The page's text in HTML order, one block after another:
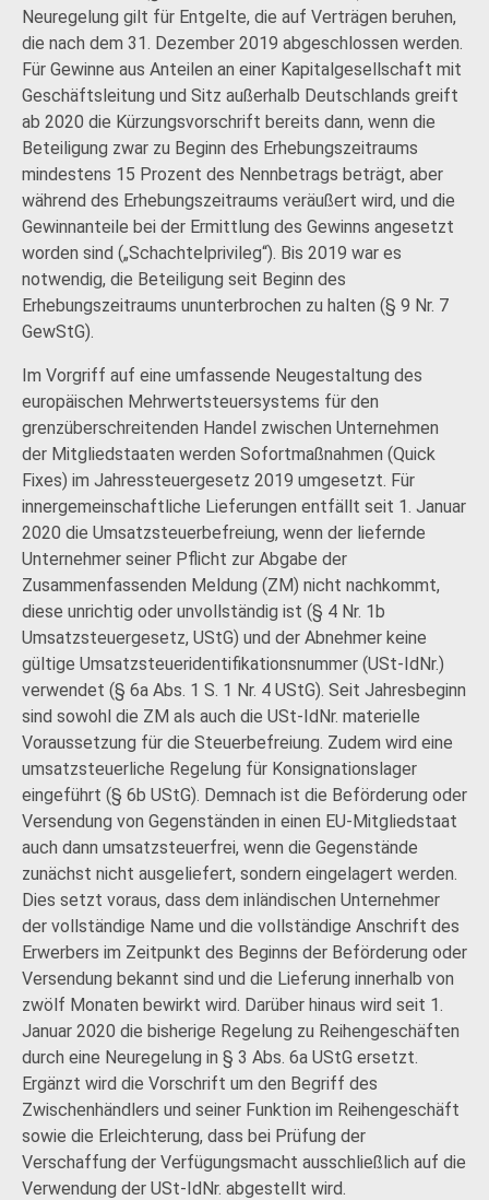
Neuregelung gilt für Entgelte, die auf Verträgen beruhen,
die nach dem 31. Dezember 2019 abgeschlossen werden.
Für Gewinne aus Anteilen an einer Kapitalgesellschaft mit
Geschäftsleitung und Sitz außerhalb Deutschlands greift
ab 2020 die Kürzungsvorschrift bereits dann, wenn die
Beteiligung zwar zu Beginn des Erhebungszeitraums
mindestens 15 Prozent des Nennbetrags beträgt, aber
während des Erhebungszeitraums veräußert wird, und die
Gewinnanteile bei der Ermittlung des Gewinns angesetzt
worden sind („Schachtelprivileg“). Bis 2019 war es
notwendig, die Beteiligung seit Beginn des
Erhebungszeitraums ununterbrochen zu halten (§ 9 Nr. 7
GewStG).
Im Vorgriff auf eine umfassende Neugestaltung des
europäischen Mehrwertsteuersystems für den
grenzüberschreitenden Handel zwischen Unternehmen
der Mitgliedstaaten werden Sofortmaßnahmen (Quick
Fixes) im Jahressteuergesetz 2019 umgesetzt. Für
innergemeinschaftliche Lieferungen entfällt seit 1. Januar
2020 die Umsatzsteuerbefreiung, wenn der liefernde
Unternehmer seiner Pflicht zur Abgabe der
Zusammenfassenden Meldung (ZM) nicht nachkommt,
diese unrichtig oder unvollständig ist (§ 4 Nr. 1b
Umsatzsteuergesetz, UStG) und der Abnehmer keine
gültige Umsatzsteueridentifikationsnummer (USt-IdNr.)
verwendet (§ 6a Abs. 1 S. 1 Nr. 4 UStG). Seit Jahresbeginn
sind sowohl die ZM als auch die USt-IdNr. materielle
Voraussetzung für die Steuerbefreiung. Zudem wird eine
umsatzsteuerliche Regelung für Konsignationslager
eingeführt (§ 6b UStG). Demnach ist die Beförderung oder
Versendung von Gegenständen in einen EU-Mitgliedstaat
auch dann umsatzsteuerfrei, wenn die Gegenstände
zunächst nicht ausgeliefert, sondern eingelagert werden.
Dies setzt voraus, dass dem inländischen Unternehmer
der vollständige Name und die vollständige Anschrift des
Erwerbers im Zeitpunkt des Beginns der Beförderung oder
Versendung bekannt sind und die Lieferung innerhalb von
zwölf Monaten bewirkt wird. Darüber hinaus wird seit 1.
Januar 2020 die bisherige Regelung zu Reihengeschäften
durch eine Neuregelung in § 3 Abs. 6a UStG ersetzt.
Ergänzt wird die Vorschrift um den Begriff des
Zwischenhändlers und seiner Funktion im Reihengeschäft
sowie die Erleichterung, dass bei Prüfung der
Verschaffung der Verfügungsmacht ausschließlich auf die
Verwendung der USt-IdNr. abgestellt wird.